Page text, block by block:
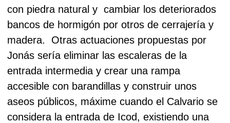
con piedra natural y cambiar los deteriorados
bancos de hormigón por otros de cerrajería y
madera.
Otras actuaciones propuestas por
Jonás sería eliminar las escaleras de la
entrada intermedia y crear una rampa
accesible con barandillas y construir unos
aseos públicos, máxime cuando el Calvario se
considera la entrada de Icod, existiendo una